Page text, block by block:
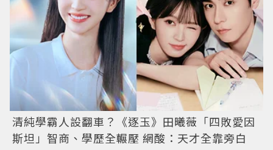
清純學霸人設翻車？《逐玉》田曦薇「四敗愛因
斯坦」智商、學歷全輾壓 網酸：天才全靠旁白